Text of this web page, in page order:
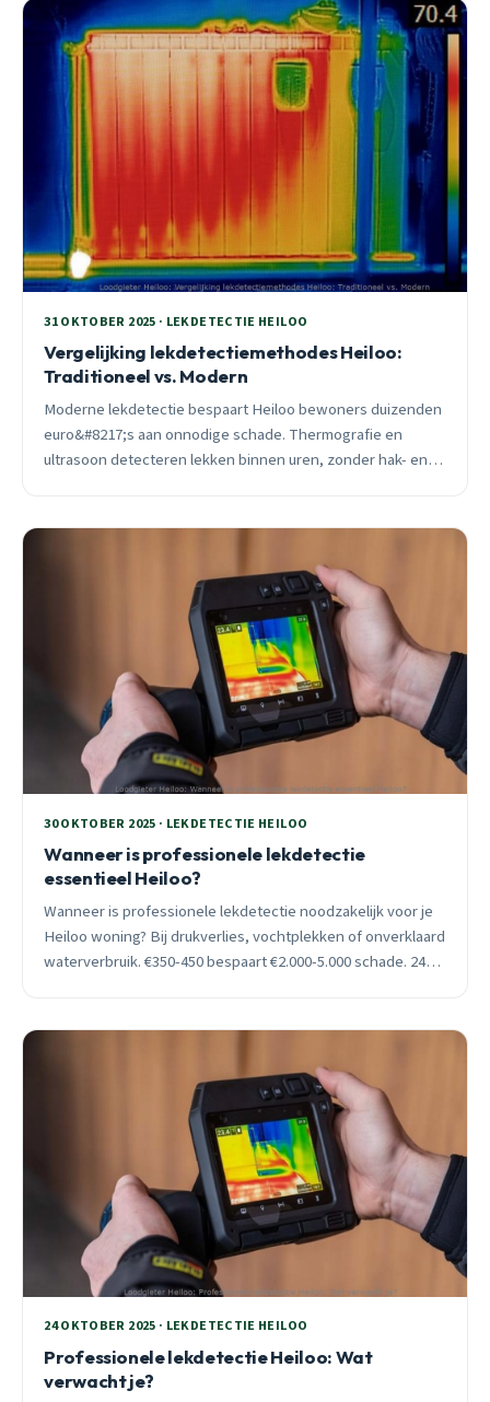
31 OKTOBER 2025 · LEKDETECTIE HEILOO
Vergelijking lekdetectiemethodes Heiloo:
Traditioneel vs. Modern
Moderne lekdetectie bespaart Heiloo bewoners duizenden
euro&#8217;s aan onnodige schade. Thermografie en
ultrasoon detecteren lekken binnen uren, zonder hak- en
30 OKTOBER 2025 · LEKDETECTIE HEILOO
Wanneer is professionele lekdetectie
essentieel Heiloo?
Wanneer is professionele lekdetectie noodzakelijk voor je
Heiloo woning? Bij drukverlies, vochtplekken of onverklaard
waterverbruik. €350-450 bespaart €2.000-5.000 schade. 24/7
24 OKTOBER 2025 · LEKDETECTIE HEILOO
Professionele lekdetectie Heiloo: Wat
verwacht je?